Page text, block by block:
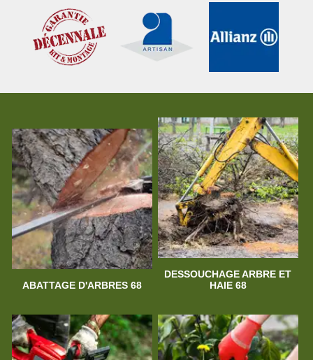
ABATTAGE D'ARBRES 68
DESSOUCHAGE ARBRE ET
HAIE 68